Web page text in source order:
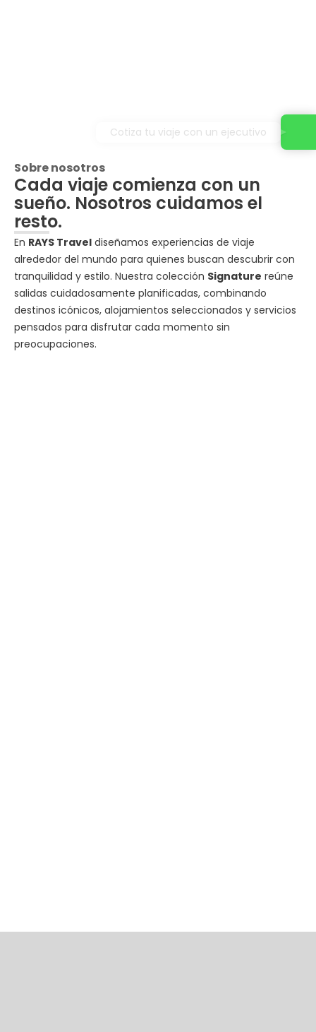
Sobre nosotros
Cada viaje comienza con un
sueño. Nosotros cuidamos el
resto.
En RAYS Travel diseñamos experiencias de viaje
alrededor del mundo para quienes buscan descubrir con
tranquilidad y estilo. Nuestra colección Signature reúne
salidas cuidadosamente planificadas, combinando
destinos icónicos, alojamientos seleccionados y servicios
pensados para disfrutar cada momento sin
preocupaciones.
Cotiza tu viaje con un ejecutivo